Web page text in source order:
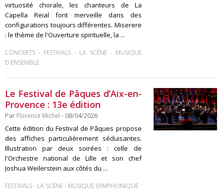
virtuosité chorale, les chanteurs de La
Capella Reial font merveille dans des
configurations toujours différentes. Miserere
: le thème de l'Ouverture spirituelle, la ...
CONCERTS - FESTIVALS - LA SCÈNE- MUSIQUE
D'ENSEMBLE
Le Festival de Pâques d’Aix-en-
Provence : 13e édition
Par Florence Michel - 08/04/2026
Cette édition du Festival de Pâques propose
des affiches particulièrement séduisantes.
Illustration par deux soirées : celle de
l'Orchestre national de Lille et son chef
Joshua Weilerstein aux côtés du ...
FESTIVALS- LA SCÈNE- MUSIQUE SYMPHONIQUE